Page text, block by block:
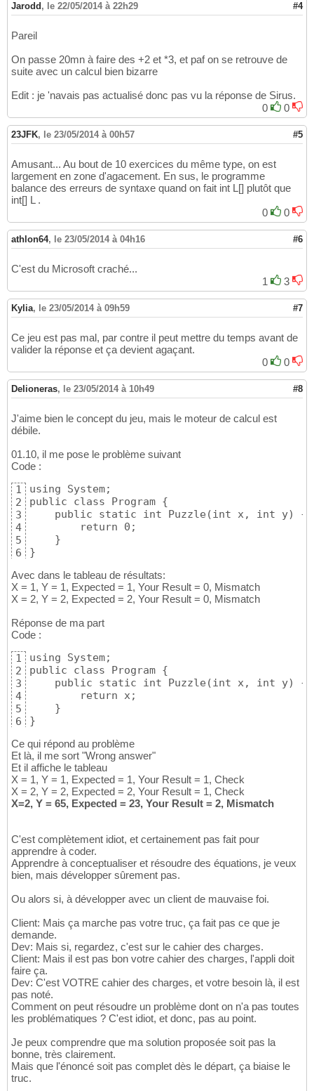
Jarodd , le 22/05/2014 à 22h29 #4
Pareil
On passe 20mn à faire des +2 et *3, et paf on se retrouve de
suite avec un calcul bien bizarre
Edit : je 'navais pas actualisé donc pas vu la réponse de Sirus.
0
0
23JFK, le 23/05/2014 à 00h57 #5
Amusant... Au bout de 10 exercices du même type, on est
largement en zone d'agacement. En sus, le programme
balance des erreurs de syntaxe quand on fait int L[] plutôt que
int[] L .
0
0
athlon64, le 23/05/2014 à 04h16 #6
C'est du Microsoft craché...
1
3
Kylia, le 23/05/2014 à 09h59 #7
Ce jeu est pas mal, par contre il peut mettre du temps avant de
valider la réponse et ça devient agaçant.
0
0
Delioneras, le 23/05/2014 à 10h49 #8
J'aime bien le concept du jeu, mais le moteur de calcul est
débile.
01.10, il me pose le problème suivant
Code :
1
2
3
4
5
6
using System;
public class Program {
    public static int Puzzle(int x, int y) {
        return 0;
    }
}
Avec dans le tableau de résultats:
X = 1, Y = 1, Expected = 1, Your Result = 0, Mismatch
X = 2, Y = 2, Expected = 2, Your Result = 0, Mismatch
Réponse de ma part
Code :
1
2
3
4
5
6
using System;
public class Program {
    public static int Puzzle(int x, int y) {
        return x;
    }
}
Ce qui répond au problème
Et là, il me sort "Wrong answer"
Et il affiche le tableau
X = 1, Y = 1, Expected = 1, Your Result = 1, Check
X = 2, Y = 2, Expected = 2, Your Result = 1, Check
X=2, Y = 65, Expected = 23, Your Result = 2, Mismatch
C'est complètement idiot, et certainement pas fait pour
apprendre à coder.
Apprendre à conceptualiser et résoudre des équations, je veux
bien, mais développer sûrement pas.
Ou alors si, à développer avec un client de mauvaise foi.
Client: Mais ça marche pas votre truc, ça fait pas ce que je
demande.
Dev: Mais si, regardez, c'est sur le cahier des charges.
Client: Mais il est pas bon votre cahier des charges, l'appli doit
faire ça.
Dev: C'est VOTRE cahier des charges, et votre besoin là, il est
pas noté.
Comment on peut résoudre un problème dont on n'a pas toutes
les problématiques ? C'est idiot, et donc, pas au point.
Je peux comprendre que ma solution proposée soit pas la
bonne, très clairement.
Mais que l'énoncé soit pas complet dès le départ, ça biaise le
truc.